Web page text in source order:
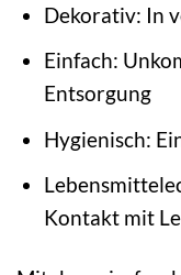
Dekorativ: In
Einfach:
Entsorgung
Hygienisch:
Kontakt mit